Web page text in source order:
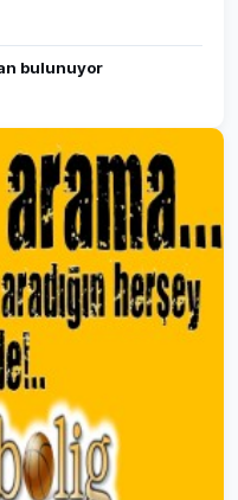
bulunuyor